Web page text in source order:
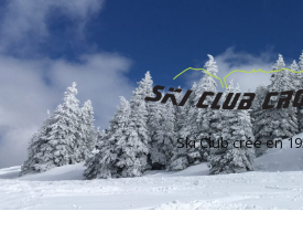
Ski Club créé en